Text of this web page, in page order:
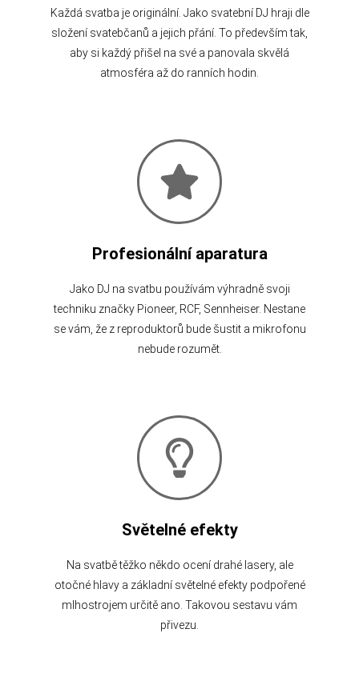
Každá svatba je originální. Jako svatební DJ hraji dle
složení svatebčanů a jejich přání. To především tak,
aby si každý přišel na své a panovala skvělá
atmosféra až do ranních hodin.
Profesionální aparatura
Jako DJ na svatbu používám výhradně svoji
techniku značky Pioneer, RCF, Sennheiser. Nestane
se vám, že z reproduktorů bude šustit a mikrofonu
nebude rozumět.
Světelné efekty
Na svatbě těžko někdo ocení drahé lasery, ale
otočné hlavy a základní světelné efekty podpořené
mlhostrojem určitě ano. Takovou sestavu vám
přivezu.